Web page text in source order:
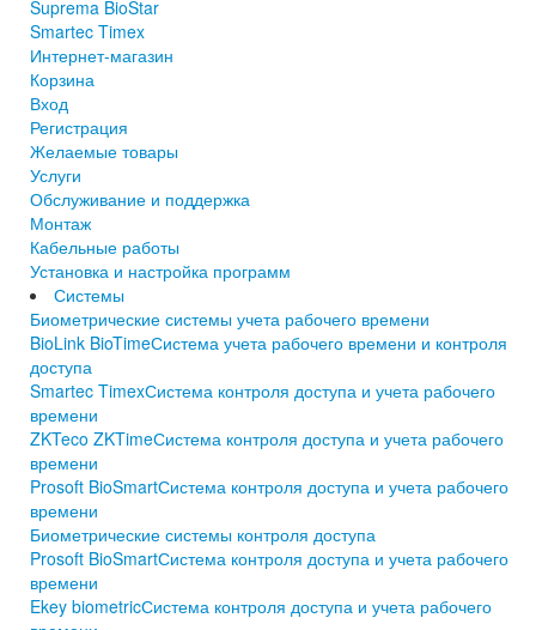
Suprema BioStar
Smartec Timex
Интернет-магазин
Корзина
Вход
Регистрация
Желаемые товары
Услуги
Обслуживание и поддержка
Монтаж
Кабельные работы
Установка и настройка программ
Системы
Биометрические системы учета рабочего времени
BioLink BioTimeСистема учета рабочего времени и контроля
доступа
Smartec TimexСистема контроля доступа и учета рабочего
времени
ZKTeco ZKTimeСистема контроля доступа и учета рабочего
времени
Prosoft BioSmartСистема контроля доступа и учета рабочего
времени
Биометрические системы контроля доступа
Prosoft BioSmartСистема контроля доступа и учета рабочего
времени
Ekey biometricСистема контроля доступа и учета рабочего